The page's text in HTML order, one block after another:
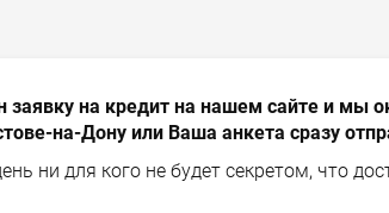
заявку на кредит на нашем сайте и
на-Дону или Ваша анкета сразу
ни для кого не будет секретом, что